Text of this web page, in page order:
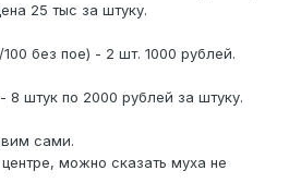
25 тыс за штуку.
100 без пое) - 2 шт. 1000 рублей.
- 8 штук по 2000 рублей за штуку.
сами.
можно сказать муха не